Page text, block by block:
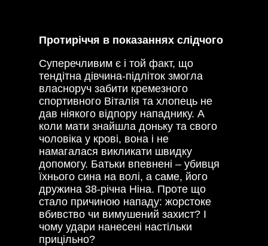
Протиріччя в показаннях слідчого
Суперечливим є і той факт, що
тендітна дівчина-підліток змогла
власноруч забити кремезного
спортивного Віталія та хлопець не
дав ніякого відпору нападнику. А
коли мати знайшла доньку та свого
чоловіка у крові, вона і не
намагалася викликати швидку
допомогу. Батьки впевнені – убивця
їхнього сина на волі, а саме, його
дружина 38-річна Ніна. Проте що
стало причиною нападу: жорстоке
вбивство чи вимушений захист? І
чому удари нанесені настільки
прицільно?